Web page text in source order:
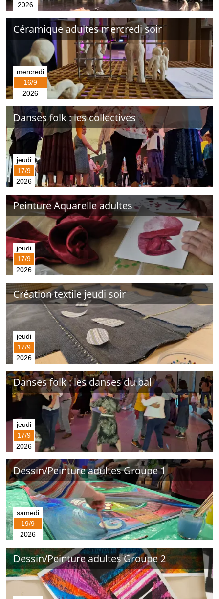
2026
Céramique adultes mercredi soir
mercredi
16/9
2026
Danses folk : les collectives
jeudi
17/9
2026
Peinture Aquarelle adultes
jeudi
17/9
2026
Création textile jeudi soir
jeudi
17/9
2026
Danses folk : les danses du bal
jeudi
17/9
2026
Dessin/Peinture adultes Groupe 1
samedi
19/9
2026
Dessin/Peinture adultes Groupe 2